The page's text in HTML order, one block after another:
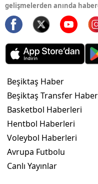
gelişmelerden anında
Beşiktaş Haber
Beşiktaş Transfer
Basketbol Haberleri
Hentbol Haberleri
Voleybol Haberleri
Avrupa Futbolu
Canlı Yayınlar